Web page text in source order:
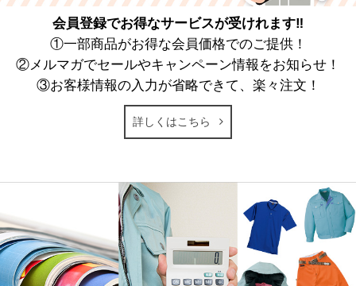
会員登録でお得なサービスが受けれます‼
①一部商品がお得な会員価格でのご提供！
②メルマガでセールやキャンペーン情報をお知らせ！
③お客様情報の入力が省略できて、楽々注文！
詳しくはこちら